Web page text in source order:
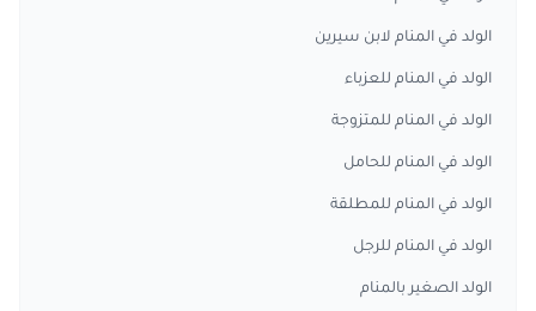
الولد في المنام لابن سيرين
الولد في المنام للعزباء
الولد في المنام للمتزوجة
الولد في المنام للحامل
الولد في المنام للمطلقة
الولد في المنام للرجل
الولد الصغير بالمنام